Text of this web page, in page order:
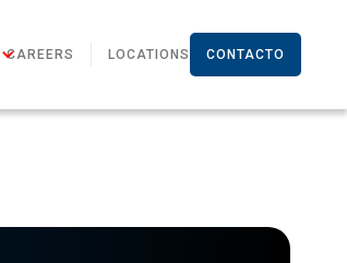
CAREERS LOCATIONS CONTACTO